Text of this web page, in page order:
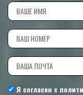
Я согласен с